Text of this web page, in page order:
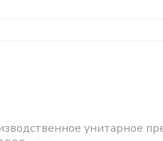
унитарное